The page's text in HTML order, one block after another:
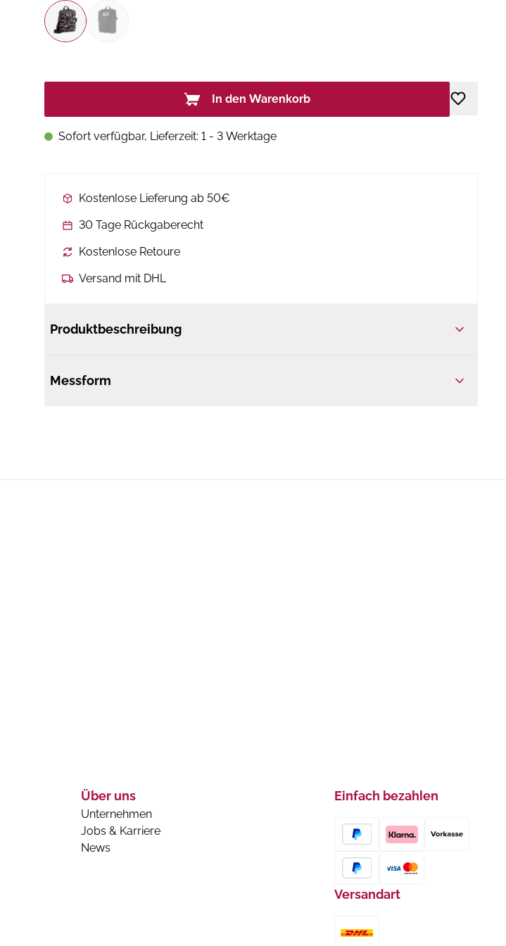
In den Warenkorb
Sofort verfügbar, Lieferzeit: 1 - 3 Werktage
Kostenlose Lieferung ab 50€
30 Tage Rückgaberecht
Kostenlose Retoure
Versand mit DHL
Produktbeschreibung
Messform
Über uns
Unternehmen
Jobs & Karriere
News
Einfach bezahlen
Versandart